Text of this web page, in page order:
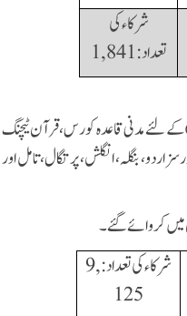
شرکاء کی
تعداد:1, 841
کے لئے مدنی قاعدہ کورس،قرآن ٹیچنگ
بنگلہ، انگلش، پرتگال، تامل اور
میں کروائے گئے۔
شرکاء کی تعداد:9,
125